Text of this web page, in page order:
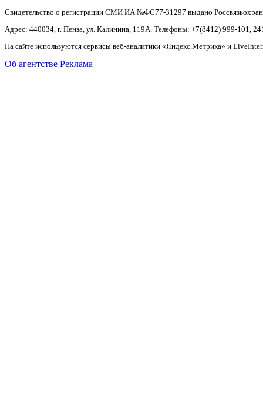
Свидетельство о регистрации СМИ ИА №ФС77-31297 выдано
Адрес: 440034, г. Пенза, ул. Калинина, 119А. Телефоны: +7(8412) 999-101,
На сайте используются сервисы веб-аналитики «Яндекс.Метрика» и
Об агентстве Реклама